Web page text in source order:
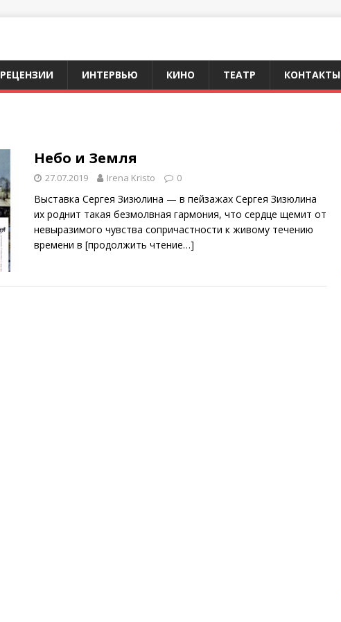
РЕЦЕНЗИИ ИНТЕРВЬЮ КИНО ТЕАТР КОНТАКТЫ
Небо и Земля
27.07.2019 Irena Kristo 0
Выставка Сергея Зизюлина — в пейзажах Сергея Зизюлина
их роднит такая безмолвная гармония, что сердце щемит от
невыразимого чувства сопричастности к живому течению
времени в [продолжить чтение…]